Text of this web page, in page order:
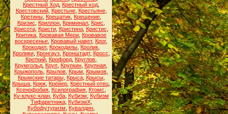
Крестный Ход Крестный ход
Крестовский, Крестьне, Крестьяне,
Кретины Крещатик Крещение
Кризис
Криллон Криминал Крис
Крисота, Кристи, Кристина, Кристис
Критика Кровавая Мери Кровавое
воскресенье Кровавый навет, Крог,
Крокодил Крокодилы Кролик
Кролики, Кронгауз, Кронштадт, Кросс
Кроткий Крофорд Круглов
Крумгольд Круп Крупкин Крупная
Крыжополь Крылов Крым Крымов
Крымские татары, Крыса, Крысы,
Крыша Крюк Крёйер Крёстный отец
Ксенофобия Ксилография Ктомс
Ку-клукс-клан, Куба, Кубизм
Кубизм
Тифаретника, КубизмХ,
Кубофутуризм
Кувалдин